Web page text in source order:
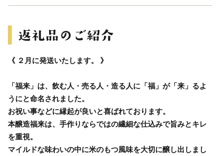
《 ２月に発送いたします。 》
「福来」は、飲む人・売る人・造る人に「福」が「来」るよ
うにと命名されました。
お祝い事などに縁起が良いと喜ばれております。
本醸造福来は、手作りならではの繊細な仕込みで旨みとキレ
を重視。
マイルドな味わいの中に米のもつ風味を大切に醸し出しまし